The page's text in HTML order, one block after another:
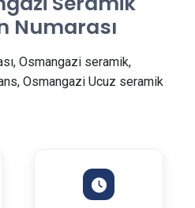
Numarası
Osmangazi seramik,
Osmangazi Ucuz seramik